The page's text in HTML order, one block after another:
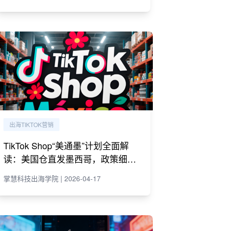
出海TIKTOK营销
TikTok Shop“美通墨”计划全面解
读：美国仓直发墨西哥，政策细则
掌慧科技出海学院 | 2026-04-17